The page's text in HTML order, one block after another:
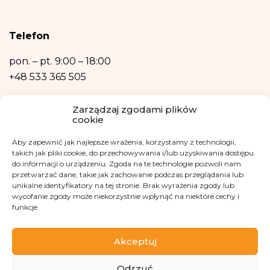
Zarządzaj zgodami plików
cookie
Aby zapewnić jak najlepsze wrażenia, korzystamy z technologii,
takich jak pliki cookie, do przechowywania i/lub uzyskiwania dostępu
do informacji o urządzeniu. Zgoda na te technologie pozwoli nam
przetwarzać dane, takie jak zachowanie podczas przeglądania lub
unikalne identyfikatory na tej stronie. Brak wyrażenia zgody lub
wycofanie zgody może niekorzystnie wpłynąć na niektóre cechy i
funkcje.
Akceptuj
Podanie danych osobowych jest niezbędne do zrealizowania ww. celów.
również w formie profilowania.
Telefon
pon. – pt. 9:00 – 18:00
+48 533 365 505
kontakt@fundacjakasisi.pl
Inspektor Danych Osobowych
Klaudia Kwiatkowska
iod@fundacjakasisi.pl